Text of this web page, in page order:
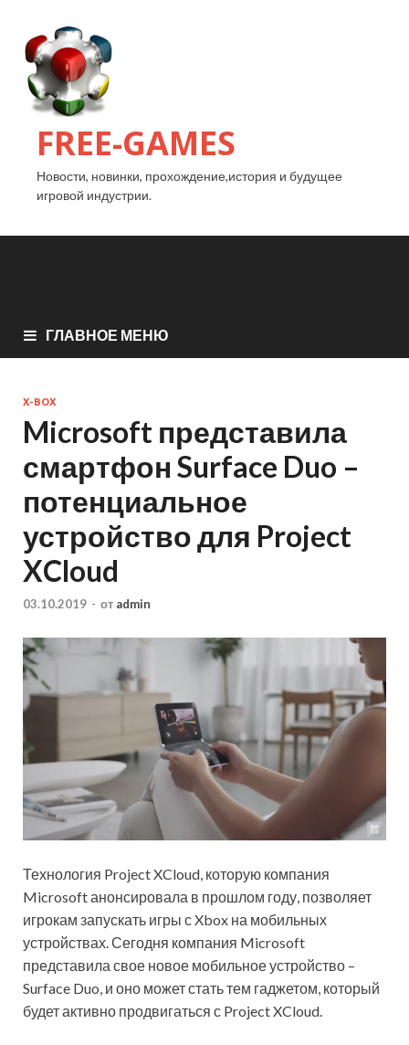
FREE-GAMES
Новости, новинки, прохождение,история и будущее
игровой индустрии.
ГЛАВНОЕ МЕНЮ
X-BOX
Microsoft представила
смартфон Surface Duo –
потенциальное
устройство для Project
XCloud
03.10.2019 - от admin
Технология Project XCloud, которую компания
Microsoft анонсировала в прошлом году, позволяет
игрокам запускать игры с Xbox на мобильных
устройствах. Сегодня компания Microsoft
представила свое новое мобильное устройство –
Surface Duo, и оно может стать тем гаджетом, который
будет активно продвигаться с Project XCloud.